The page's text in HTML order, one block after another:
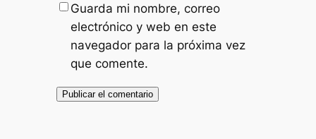
Guarda mi nombre, correo
electrónico y web en este
navegador para la próxima vez
que comente.